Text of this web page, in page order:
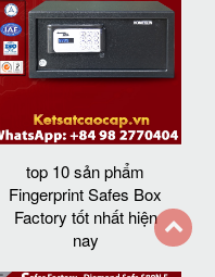
top 10 sản phẩm
Fingerprint Safes Box
Factory tốt nhất hiện
nay